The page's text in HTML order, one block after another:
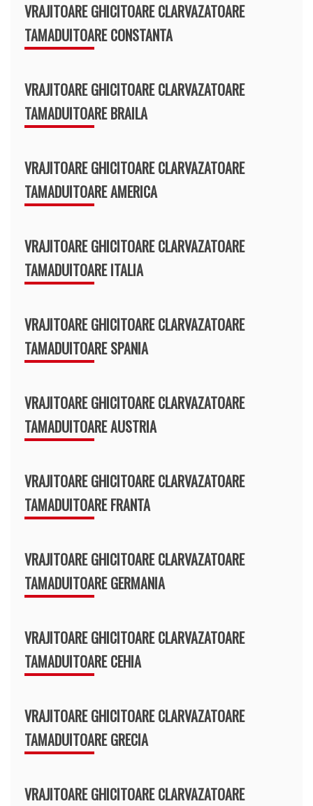
VRAJITOARE GHICITOARE CLARVAZATOARE
TAMADUITOARE CONSTANTA
VRAJITOARE GHICITOARE CLARVAZATOARE
TAMADUITOARE BRAILA
VRAJITOARE GHICITOARE CLARVAZATOARE
TAMADUITOARE AMERICA
VRAJITOARE GHICITOARE CLARVAZATOARE
TAMADUITOARE ITALIA
VRAJITOARE GHICITOARE CLARVAZATOARE
TAMADUITOARE SPANIA
VRAJITOARE GHICITOARE CLARVAZATOARE
TAMADUITOARE AUSTRIA
VRAJITOARE GHICITOARE CLARVAZATOARE
TAMADUITOARE FRANTA
VRAJITOARE GHICITOARE CLARVAZATOARE
TAMADUITOARE GERMANIA
VRAJITOARE GHICITOARE CLARVAZATOARE
TAMADUITOARE CEHIA
VRAJITOARE GHICITOARE CLARVAZATOARE
TAMADUITOARE GRECIA
VRAJITOARE GHICITOARE CLARVAZATOARE